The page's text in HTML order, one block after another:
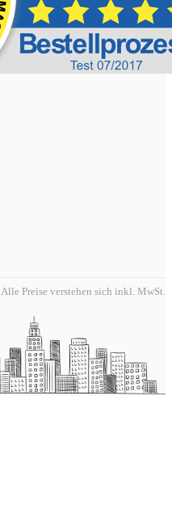
Alle Preise verstehen sich inkl. MwSt.